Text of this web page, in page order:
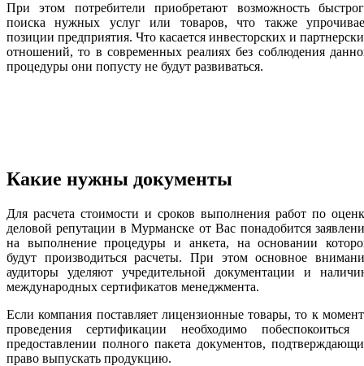
При этом потребители приобретают возможность
поиска нужных услуг или товаров, что также
позиции предприятия. Что касается инвесторских и
отношений, то в современных реалиях без соблюдения
процедуры они попусту не будут развиваться.
Какие нужны документы
Для расчета стоимости и сроков выполнения работ по
деловой репутации в Мурманске от Вас понадобится
на выполнение процедуры и анкета, на основании
будут производиться расчеты. При этом основное
аудиторы уделяют учредительной документации и
международных сертификатов менеджмента.
Если компания поставляет лицензионные товары, то к
проведения сертификации необходимо побеспокоиться
предоставлении полного пакета документов,
право выпускать продукцию.